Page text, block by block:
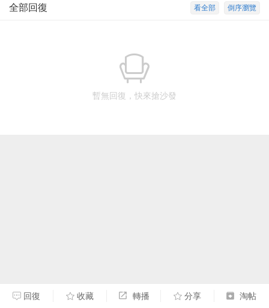
倒序瀏覽
看全部
全部回復
暫無回復，快來搶沙發
回復 收藏 轉播 分享 淘帖